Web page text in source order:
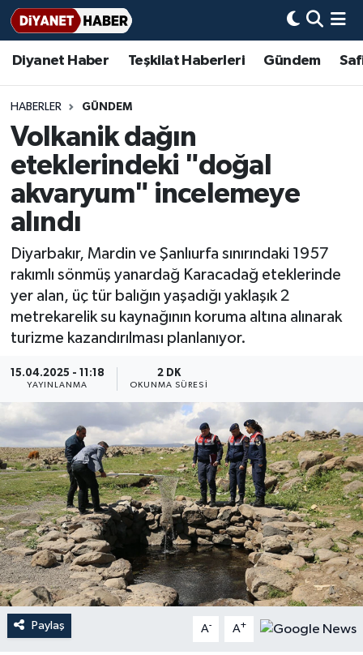
Diyanet Haber Teşkilat Haberleri Gündem
HABERLER GÜNDEM
Volkanik dağın
eteklerindeki "doğal
akvaryum" incelemeye
alındı
Diyarbakır, Mardin ve Şanlıurfa sınırındaki 1957
rakımlı sönmüş yanardağ Karacadağ eteklerinde
yer alan, üç tür balığın yaşadığı yaklaşık 2
metrekarelik su kaynağının koruma altına alınarak
turizme kazandırılması planlanıyor.
15.04.2025 - 11:18
YAYINLANMA
2 DK
OKUNMA SÜRESI
Paylaş A- A+
Diyanet Haber
Teşkilat Haberleri
Adana Müftülüğü
Adıyaman Müftülüğü
Afyonkarahisar Müftülüğü
Ağrı Müftülüğü
Aksaray Müftülüğü
Amasya Müftülüğü
Ankara Müftülüğü
Antalya Müftülüğü
Ardahan Müftülüğü
Artvin Müftülüğü
Aydın Müftülüğü
Balıkesir Müftülüğü
Bartın Müftülüğü
Batman Müftülüğü
Bayburt Müftülüğü
Gündem
#Keşfet
Bir Ayet
Bir Hikaye
Biyografiler
Dini kavramlar
Diyanet Bilgi
Diyanet Takvimi
Dualar
Kudüs
Kurban
Mukabele
Peygamberimizin Hayatı
Ramazan
Sahabeler
Zekat
Basında Bugün
DİYANET eKİTAP
Diyanet Dergi
Aile Dergisi
Aylık Dergi
Hutbeler
DİYANET AKADEMİ
DİYANET GENÇLİK
DİYANET RADYO/TV
DEPREM
Dünya
Eğitim
İmam Hatip Okulları
Başmakale
Hadis-i Şerifler
Hayat Okumaları
Nöbetçi Eczaneler
Hava Durumu
Ankara Namaz Vakitleri
Trafik Durumu
Süper Lig Puan Durumu ve Fikstür
Tüm Manşetler
Son Dakika Haberleri